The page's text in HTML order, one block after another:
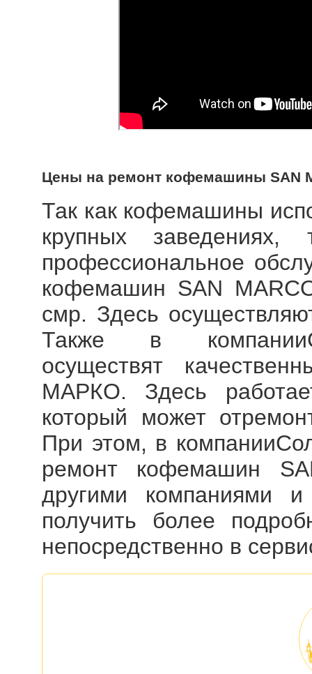
Цены на ремонт кофемашины SAN
Так как кофемашины
крупных заведениях,
профессиональное
кофемашин SAN
смр. Здесь
Также в
осуществят
МАРКО. Здесь
который может
При этом, в
ремонт кофемашин
другими компаниями
получить более
непосредственно в